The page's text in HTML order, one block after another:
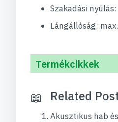
Szakadási
Lángállóság:
Termékcikkek
Related
Akusztikus hab